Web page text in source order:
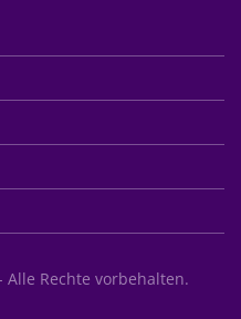
Rechte vorbehalten.